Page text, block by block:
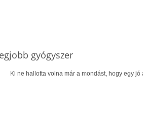
gyógyszer
Ki ne hallotta volna már a mondást, hogy egy